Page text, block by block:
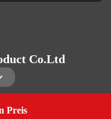
Preis
Co.Ltd
Co.LtdGet a Quote